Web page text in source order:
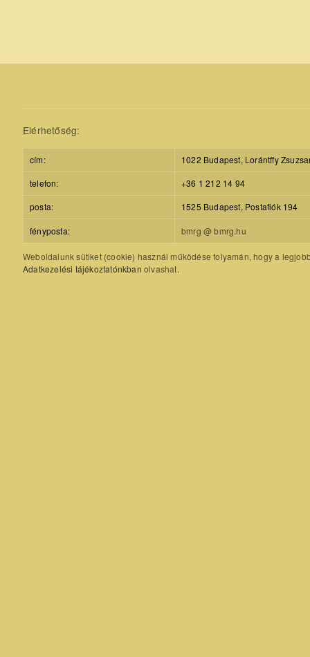
Elérhetőség:
cím:
1022 Budapest, Lorántffy
telefon:
+36 1 212 14 94
posta:
1525 Budapest, Postafiók 194
fényposta: bmrg @ bmrg.hu
Weboldalunk sütiket (cookie) használ működése folyamán, hogy a
Adatkezelési tájékoztatónkban olvashat.